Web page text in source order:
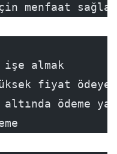
menfaat
işe almak
fiyat
ödeme